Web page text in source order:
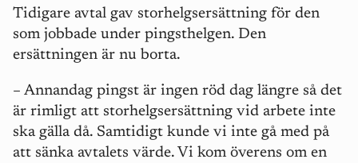
Tidigare avtal gav storhelgsersättning för den
som jobbade under pingsthelgen. Den
ersättningen är nu borta.
– Annandag pingst är ingen röd dag längre så det
är rimligt att storhelgsersättning vid arbete inte
ska gälla då. Samtidigt kunde vi inte gå med på
att sänka avtalets värde. Vi kom överens om en